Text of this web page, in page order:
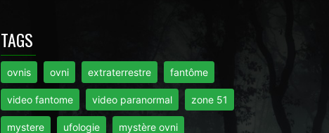
TAGS
ovnis ovni extraterrestre fantôme
video fantome video paranormal zone 51
mystere ufologie mystère ovni